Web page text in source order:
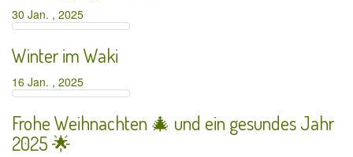
30 Jan. , 2025
Winter im Waki
16 Jan. , 2025
Frohe Weihnachten 🎄 und ein gesundes Jahr
2025 🌟